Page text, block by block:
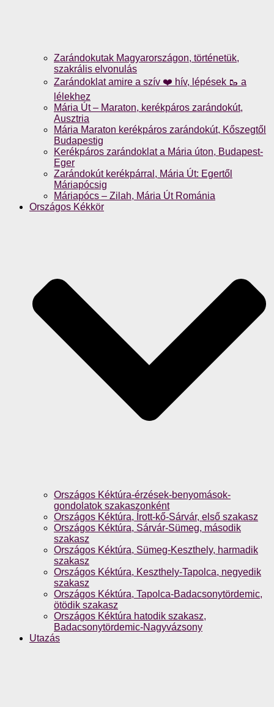
Zarándokutak Magyarországon, történetük,
szakrális elvonulás
Zarándoklat amire a szív ❤️ hív, lépések 🥾 a
lélekhez
Mária Út – Maraton, kerékpáros zarándokút,
Ausztria
Mária Maraton kerékpáros zarándokút, Kőszegtől
Budapestig
Kerékpáros zarándoklat a Mária úton, Budapest-
Eger
Zarándokút kerékpárral, Mária Út: Egertől
Máriapócsig
Máriapócs – Zilah, Mária Út Románia
Országos Kékkör
Országos Kéktúra-érzések-benyomások-
gondolatok szakaszonként
Országos Kéktúra, Írott-kő-Sárvár, első szakasz
Országos Kéktúra, Sárvár-Sümeg, második
szakasz
Országos Kéktúra, Sümeg-Keszthely, harmadik
szakasz
Országos Kéktúra, Keszthely-Tapolca, negyedik
szakasz
Országos Kéktúra, Tapolca-Badacsonytördemic,
ötödik szakasz
Országos Kéktúra hatodik szakasz,
Badacsonytördemic-Nagyvázsony
Utazás